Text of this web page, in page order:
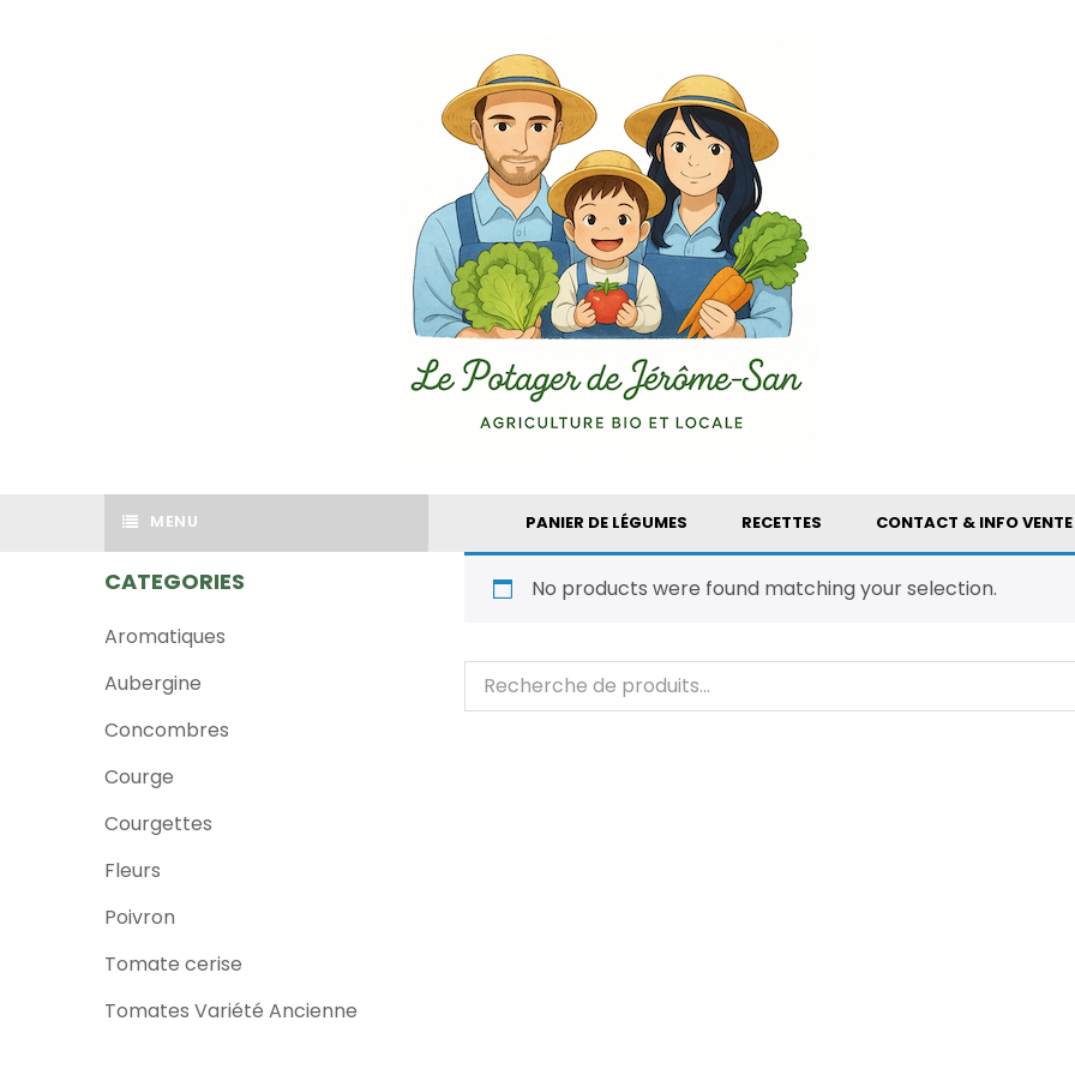
MENU PANIER DE LÉGUMES RECETTES CONTACT & INFO VENTE
CATEGORIES
Aromatiques
Aubergine
Concombres
Courge
Courgettes
Fleurs
Poivron
Tomate cerise
Tomates Variété Ancienne
No products were found matching your selection.
Recherche